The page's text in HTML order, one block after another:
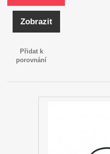
Zobrazit
Přidat k
porovnání